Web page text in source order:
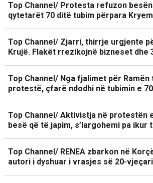
Top Channel/ Protesta refuzon besën
qytetarët 70 ditë tubim përpara
Top Channel/ Zjarri, thirrje urgjente
Krujë. Flakët rrezikojnë bizneset dhe
Top Channel/ Nga fjalimet për
protestë, çfarë ndodhi në tubimin e
Top Channel/ Aktivistja në protestën
besë që të japim, s’largohemi pa ikur
Top Channel/ RENEA zbarkon në
autori i dyshuar i vrasjes së 20-